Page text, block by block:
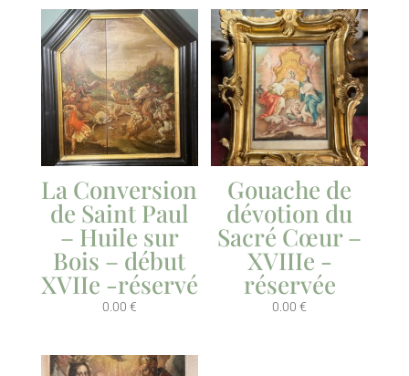
La Conversion
de Saint Paul
– Huile sur
Bois – début
XVIIe -réservé
0.00 €
Gouache de
dévotion du
Sacré Cœur –
XVIIIe -
réservée
0.00€